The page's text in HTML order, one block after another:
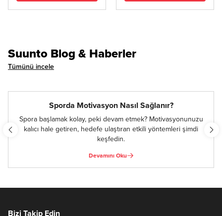
Suunto Blog & Haberler
Tümünü incele
Sporda Motivasyon Nasıl Sağlanır?
Spora başlamak kolay, peki devam etmek? Motivasyonunuzu
kalıcı hale getiren, hedefe ulaştıran etkili yöntemleri şimdi
keşfedin.
Devamını Oku
Bizi Takip Edin